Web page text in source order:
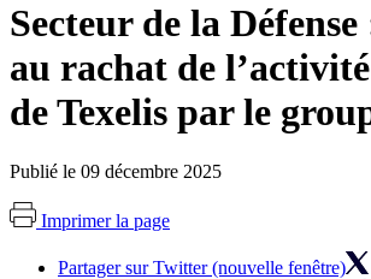
Secteur de la
au rachat de
de Texelis par le
Publié le 09 décembre 2025
Imprimer la page
Partager sur Twitter (nouvelle fenêtre)